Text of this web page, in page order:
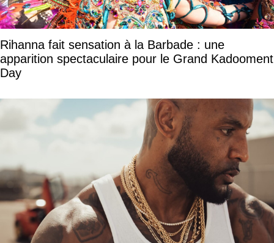
Rihanna fait sensation à la Barbade : une
apparition spectaculaire pour le Grand Kadooment
Day